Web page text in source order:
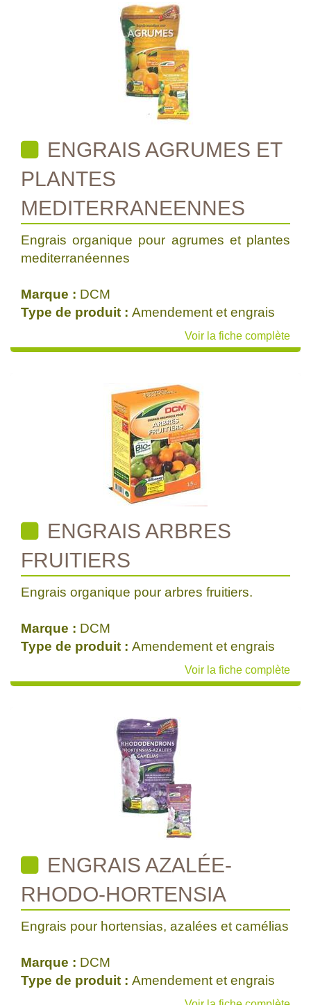
ENGRAIS AGRUMES ET
PLANTES
MEDITERRANEENNES
Engrais organique pour agrumes et plantes
mediterranéennes
Marque : DCM
Type de produit : Amendement et engrais
Voir la fiche complète
ENGRAIS ARBRES
FRUITIERS
Engrais organique pour arbres fruitiers.
Marque : DCM
Type de produit : Amendement et engrais
Voir la fiche complète
ENGRAIS AZALÉE-
RHODO-HORTENSIA
Engrais pour hortensias, azalées et camélias
Marque : DCM
Type de produit : Amendement et engrais